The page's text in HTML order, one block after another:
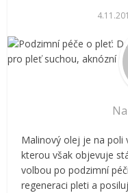
Malinový olej je na poli
kterou však objevuje
volbou po podzimní
regeneraci pleti a